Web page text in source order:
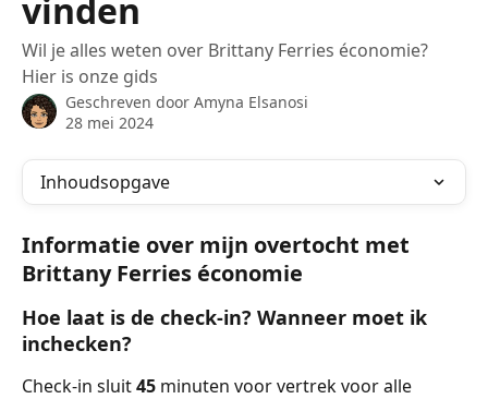
vinden
Wil je alles weten over Brittany Ferries économie?
Hier is onze gids
Geschreven door Amyna Elsanosi
28 mei 2024
Inhoudsopgave
Informatie over mijn overtocht met
Brittany Ferries économie
Hoe laat is de check-in? Wanneer moet ik
inchecken?
Check-in sluit 45 minuten voor vertrek voor alle